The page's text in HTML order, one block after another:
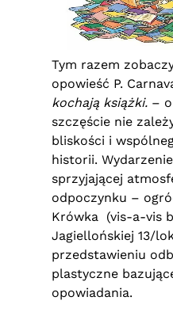
Tym razem
opowieść P.
kochają książki. –
szczęście nie
bliskości i
historii.
sprzyjającej
odpoczynku –
Krówka (vis-a-vis
Jagiellońskiej 13/
przedstawieniu
plastyczne
opowiadania.